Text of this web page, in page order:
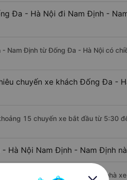
Đa - Hà Nội đi Nam Định -
Nam Định từ Đống Đa - Hà Nội có
chuyến xe khách Đống Đa -
15 chuyến xe bắt đầu từ 5:30
Hà Nội Nam Định - Nam Định
sớm nhất vào lúc 5:30 là của nhà